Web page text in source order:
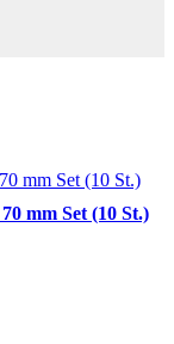
mm Set (10 St.)